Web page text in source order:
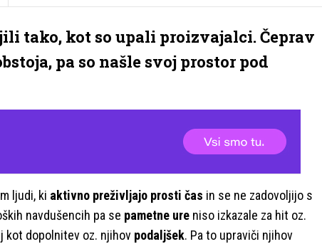
tako, kot so upali proizvajalci. Čeprav
pa so našle svoj prostor pod
ljudi, ki aktivno preživljajo prosti čas in se ne zadovoljijo s
navdušencih pa se pametne ure niso izkazale za hit oz.
kot dopolnitev oz. njihov podaljšek. Pa to upraviči njihov